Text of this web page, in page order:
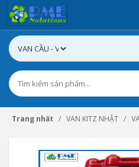
Trang nhất VAN KITZ NHẬT